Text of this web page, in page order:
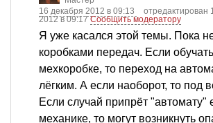
16 декабря 2012 в 09:13
отредактирован
2012 в 09:17Сообщить модератору
Я уже касался этой темы. Пока
коробками передач. Если
мехкоробке, то переход на
лёгким. А если наоборот, то под
Если случай припрёт "автомату"
механике, то могут возникнуть